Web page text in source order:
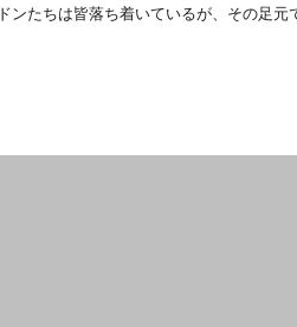
ドンたちは皆落ち着いているが、その足元